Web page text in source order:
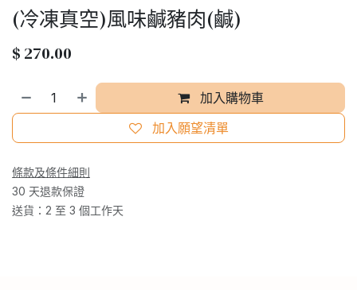
(冷凍真空)風味鹹豬肉(鹹)
$ 270.00
加入購物車
加入願望清單
條款及條件細則
30 天退款保證
送貨：2 至 3 個工作天